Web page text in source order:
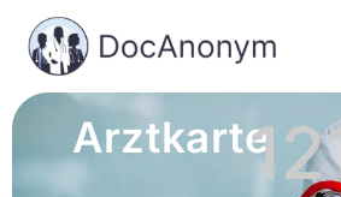
Arztkarte